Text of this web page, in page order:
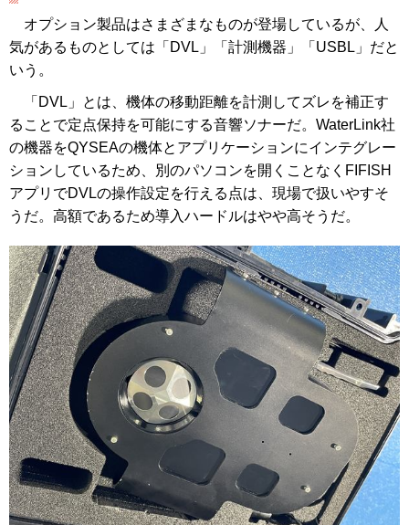
オプション製品はさまざまなものが登場しているが、人
気があるものとしては「DVL」「計測機器」「USBL」だと
いう。
「DVL」とは、機体の移動距離を計測してズレを補正す
ることで定点保持を可能にする音響ソナーだ。WaterLink社
の機器をQYSEAの機体とアプリケーションにインテグレー
ションしているため、別のパソコンを開くことなくFIFISH
アプリでDVLの操作設定を行える点は、現場で扱いやすそ
うだ。高額であるため導入ハードルはやや高そうだ。